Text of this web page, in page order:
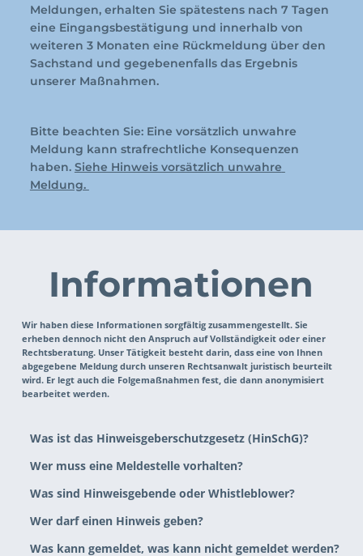
Meldungen, erhalten Sie spätestens nach 7 Tagen
eine Eingangsbestätigung und innerhalb von
weiteren 3 Monaten eine Rückmeldung über den
Sachstand und gegebenenfalls das Ergebnis
unserer Maßnahmen.
Bitte beachten Sie: Eine vorsätzlich unwahre
Meldung kann strafrechtliche Konsequenzen
haben. Siehe Hinweis vorsätzlich unwahre
Meldung.
Informationen
Wir haben diese Informationen sorgfältig zusammengestellt. Sie
erheben dennoch nicht den Anspruch auf Vollständigkeit oder einer
Rechtsberatung. Unser Tätigkeit besteht darin, dass eine von Ihnen
abgegebene Meldung durch unseren Rechtsanwalt juristisch beurteilt
wird. Er legt auch die Folgemaßnahmen fest, die dann anonymisiert
bearbeitet werden.
Was ist das Hinweisgeberschutzgesetz (HinSchG)?
Wer muss eine Meldestelle vorhalten?
Was sind Hinweisgebende oder Whistleblower?
Wer darf einen Hinweis geben?
Was kann gemeldet, was kann nicht gemeldet werden?